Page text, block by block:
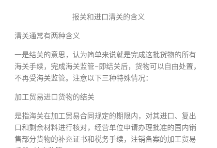
报关和进口清关的含义
清关通常有两种含义
一是结关的意思，认为简单来说就是完成这批货物的所有
海关手续，完成海关监管–即结关后，货物可以自由处置，
不再受海关监管。注意以下三种特殊情况：
加工贸易进口货物的结关
是指海关在加工贸易合同规定的期限内，对其进口、复出
口和剩余材料进行核对，经营单位申请办理批准的国内销
售部分货物的补充证书和税务手续，注销备案的加工贸易